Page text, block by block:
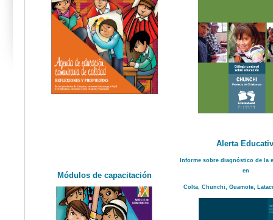
Módulos de capacitación
Alerta
Informe sobre diagnóstico de la
en
Colta, Chunchi, Guamote,